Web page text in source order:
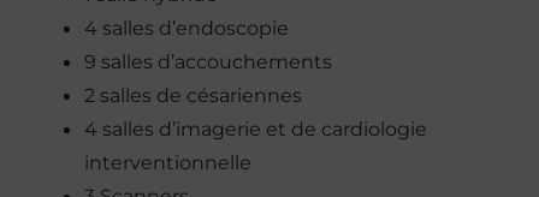
4 salles d’endoscopie
9 salles d’accouchements
2 salles de césariennes
4 salles d’imagerie et de cardiologie
interventionnelle